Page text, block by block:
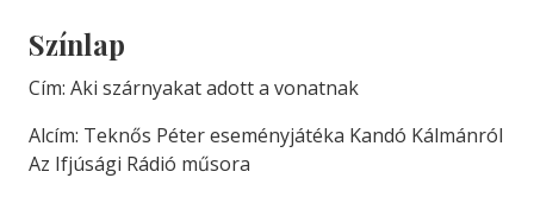
Színlap
Cím: Aki szárnyakat adott a vonatnak
Alcím: Teknős Péter eseményjátéka Kandó Kálmánról
Az Ifjúsági Rádió műsora